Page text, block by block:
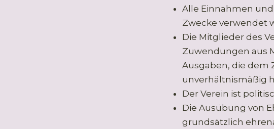
Alle Einnahmen
Zwecke verwendet
Die Mitglieder des
Zuwendungen aus
Ausgaben, die dem
unverhältnismäßig
Der Verein ist
Die Ausübung von
grundsätzlich